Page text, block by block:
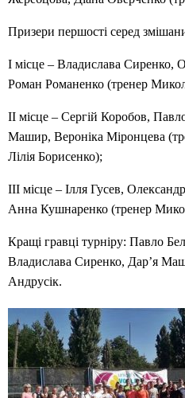
Призери першості серед
I місце – Владислава Сиренко,
Роман Романенко (тренер
II місце – Сергій Коробов,
Машир, Вероніка Міронцева
Лілія Борисенко);
III місце – Ілля Гусев,
Анна Кушнаренко (тренер
Кращі гравці турніру: Павло
Владислава Сиренко, Дар’я
Андрусік.